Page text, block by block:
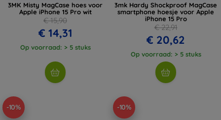
3MK Misty MagCase hoes voor
Apple iPhone 15 Pro wit
€ 15,90
€ 14,31
Op voorraad: > 5 stuks
3mk Hardy Shockproof MagCase
smartphone hoesje voor Apple
iPhone 15 Pro
€ 22,91
€ 20,62
Op voorraad: > 5 stuks
-10% -10%